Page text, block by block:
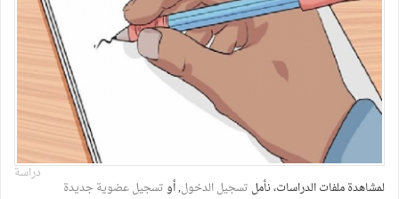
دراسة
لمشاهدة ملفات الدراسات، نأمل تسجيل الدخول, أوتسجيل عضوية جديدة